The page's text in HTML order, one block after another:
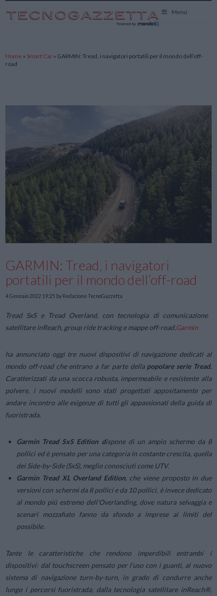
Menu
Home » Smart Car » GARMIN: Tread, i navigatori portatili per il mondo dell’off-
road
GARMIN: Tread, i navigatori
portatili per il mondo dell’off-road
4 Gennaio 2022 19:25 by Redazione TecnoGazzetta
Tread SxS e Tread Overland, con tecnologia di comunicazione
satellitare inReach, group ride tracking e mappe off-road.Garmin
ha annunciato oggi tre nuovi dispositivi di navigazione dedicati al
mondo off-road che entrano a far parte della popolare serie Tread.
Caratterizzati da una scocca robusta, impermeabile e resistente alla
polvere, i nuovi modelli sono stati progettati appositamente per
andare incontro alle esigenze di tutti gli appassionati della guida di
fuoristrada.
Garmin Tread SxS Edition dispone di un ampio schermo da 8
pollici ed è pensato per una categoria in costante crescita, quella
dei Side-by-Side (SxS), meglio conosciuti come UTV.
Garmin Tread XL Overland Edition, che viene proposto in due
versioni con schermi da 8 pollici e da 10 pollici, è invece dedicato
al mondo più estremo dell’Overlanding, dove natura selvaggia e
scenari mozzafiato fanno da sfondo a imprese ai limiti del
possibile.
Tante le caratteristiche che rendono imperdibili entrambi i
dispositivi: dal touchscreen pensato per l’uso con i guanti, al nuovo
sistema di navigazione turn-by-turn, in grado di condurre anche
lungo i percorsi fuoristrada; dalla tecnologia satellitare inReach®,